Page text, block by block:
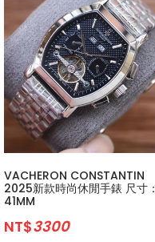
VACHERON CONSTANTIN
2025新款時尚休閒手錶 尺寸：
41MM
NT$3300